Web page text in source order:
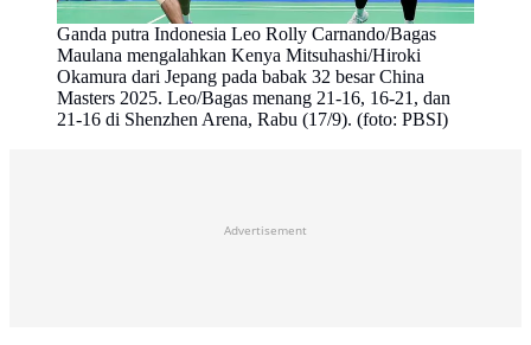
Ganda putra Indonesia Leo Rolly Carnando/Bagas
Maulana mengalahkan Kenya Mitsuhashi/Hiroki
Okamura dari Jepang pada babak 32 besar China
Masters 2025. Leo/Bagas menang 21-16, 16-21, dan
21-16 di Shenzhen Arena, Rabu (17/9). (foto: PBSI)
Advertisement